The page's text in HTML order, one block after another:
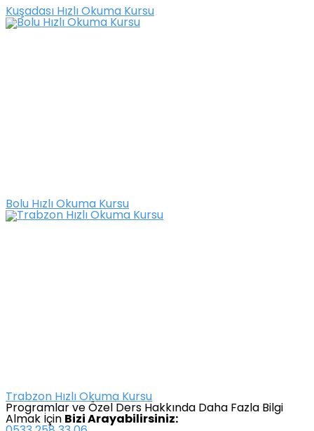
Kuşadası Hızlı Okuma Kursu
Bolu Hızlı Okuma Kursu
Trabzon Hızlı Okuma Kursu
Programlar ve Özel Ders Hakkında Daha Fazla Bilgi
Almak İçin Bizi Arayabilirsiniz: